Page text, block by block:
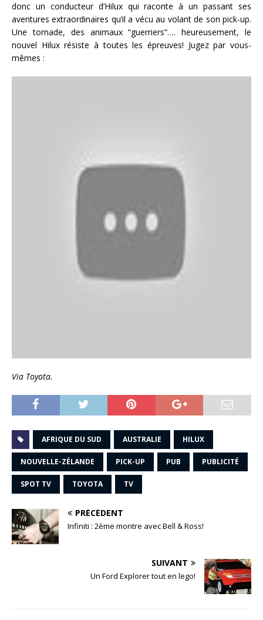
donc un conducteur d’Hilux qui raconte à un passant ses
aventures extraordinaires qu’il a vécu au volant de son pick-up.
Une tornade, des animaux “guerriers”…. heureusement, le
nouvel Hilux résiste à toutes les épreuves! Jugez par vous-
mêmes :
Via Toyota.
AFRIQUE DU SUD AUSTRALIE HILUX
NOUVELLE-ZÉLANDE PICK-UP PUB PUBLICITÉ
SPOT TV TOYOTA TV
PRÉCÉDENT
Infiniti : 2ème montre avec Bell & Ross!
SUIVANT
Un Ford Explorer tout en lego!